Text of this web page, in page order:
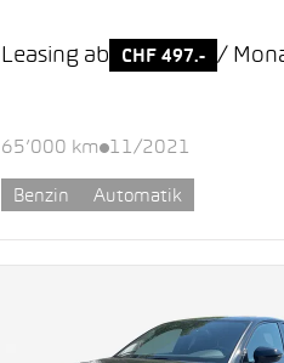
Leasing ab CHF 497.- /
65’000 km 11/2021
Benzin Automatik